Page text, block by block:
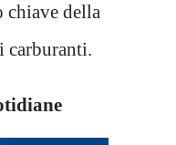
chiave della
carburanti.